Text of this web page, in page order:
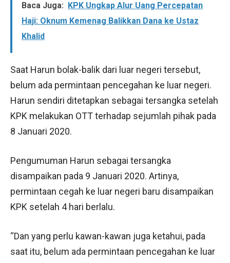
Baca Juga: KPK Ungkap Alur Uang Percepatan
Haji: Oknum Kemenag Balikkan Dana ke Ustaz
Khalid
Saat Harun bolak-balik dari luar negeri tersebut,
belum ada permintaan pencegahan ke luar negeri.
Harun sendiri ditetapkan sebagai tersangka setelah
KPK melakukan OTT terhadap sejumlah pihak pada
8 Januari 2020.
Pengumuman Harun sebagai tersangka
disampaikan pada 9 Januari 2020. Artinya,
permintaan cegah ke luar negeri baru disampaikan
KPK setelah 4 hari berlalu.
“Dan yang perlu kawan-kawan juga ketahui, pada
saat itu, belum ada permintaan pencegahan ke luar